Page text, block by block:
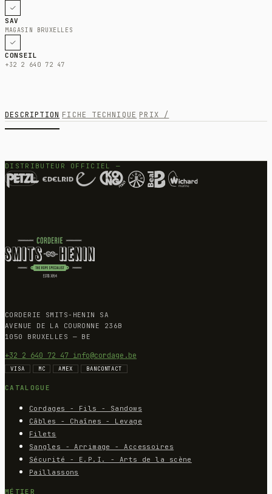
SAV
MAGASIN BRUXELLES
CONSEIL
+32 2 640 72 47
DESCRIPTION FICHE TECHNIQUE PRIX /
DISTRIBUTEUR OFFICIEL —
CORDERIE SMITS-HENIN SA
AVENUE DE LA COURONNE 236B
1050 BRUXELLES — BE
+32 2 640 72 47 info@cordage.be
VISA MC AMEX BANCONTACT
CATALOGUE
Cordages - Fils - Sandows
Câbles - Chaînes - Levage
Filets
Sangles - Arrimage - Accessoires
Sécurité - E.P.I. - Arts de la scène
Paillassons
MÉTIER